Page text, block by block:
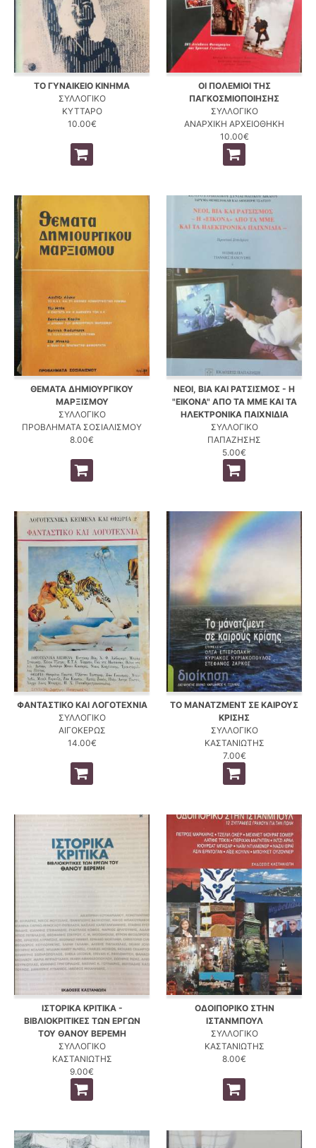
ΤΟ ΓΥΝΑΙΚΕΙΟ ΚΙΝΗΜΑ
ΣΥΛΛΟΓΙΚΟ
ΚΥΤΤΑΡΟ
10.00€
ΟΙ ΠΟΛΕΜΙΟΙ ΤΗΣ
ΠΑΓΚΟΣΜΙΟΠΟΙΗΣΗΣ
ΣΥΛΛΟΓΙΚΟ
ΑΝΑΡΧΙΚΗ ΑΡΧΕΙΟΘΗΚΗ
10.00€
ΘΕΜΑΤΑ ΔΗΜΙΟΥΡΓΙΚΟΥ
ΜΑΡΞΙΣΜΟΥ
ΣΥΛΛΟΓΙΚΟ
ΠΡΟΒΛΗΜΑΤΑ ΣΟΣΙΑΛΙΣΜΟΥ
8.00€
ΝΕΟΙ, ΒΙΑ ΚΑΙ ΡΑΤΣΙΣΜΟΣ - Η
"ΕΙΚΟΝΑ" ΑΠΟ ΤΑ ΜΜΕ ΚΑΙ ΤΑ
ΗΛΕΚΤΡΟΝΙΚΑ ΠΑΙΧΝΙΔΙΑ
ΣΥΛΛΟΓΙΚΟ
ΠΑΠΑΖΗΣΗΣ
5.00€
ΦΑΝΤΑΣΤΙΚΟ ΚΑΙ ΛΟΓΟΤΕΧΝΙΑ
ΣΥΛΛΟΓΙΚΟ
ΑΙΓΟΚΕΡΩΣ
14.00€
ΤΟ ΜΑΝΑΤΖΜΕΝΤ ΣΕ ΚΑΙΡΟΥΣ
ΚΡΙΣΗΣ
ΣΥΛΛΟΓΙΚΟ
ΚΑΣΤΑΝΙΩΤΗΣ
7.00€
ΙΣΤΟΡΙΚΑ ΚΡΙΤΙΚΑ -
ΒΙΒΛΙΟΚΡΙΤΙΚΕΣ ΤΩΝ ΕΡΓΩΝ
ΤΟΥ ΘΑΝΟΥ ΒΕΡΕΜΗ
ΣΥΛΛΟΓΙΚΟ
ΚΑΣΤΑΝΙΩΤΗΣ
9.00€
ΟΔΟΙΠΟΡΙΚΟ ΣΤΗΝ
ΙΣΤΑΝΜΠΟΥΛ
ΣΥΛΛΟΓΙΚΟ
ΚΑΣΤΑΝΙΩΤΗΣ
8.00€